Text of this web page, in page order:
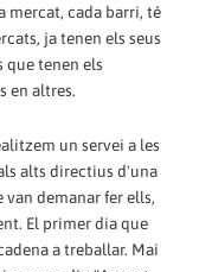
mercat, cada barri, té
ja tenen els seus
que tenen els
en altres.
un servei a les
alts directius d'una
demanar fer ells,
El primer dia que
a treballar. Mai